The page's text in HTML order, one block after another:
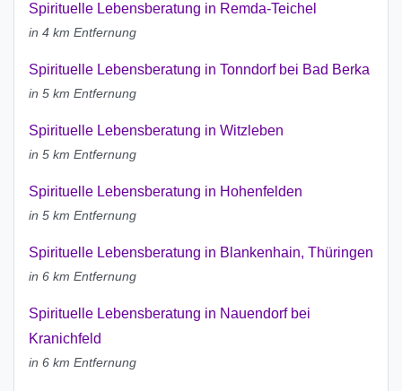
Spirituelle Lebensberatung in Remda-Teichel
in 4 km Entfernung
Spirituelle Lebensberatung in Tonndorf bei Bad Berka
in 5 km Entfernung
Spirituelle Lebensberatung in Witzleben
in 5 km Entfernung
Spirituelle Lebensberatung in Hohenfelden
in 5 km Entfernung
Spirituelle Lebensberatung in Blankenhain, Thüringen
in 6 km Entfernung
Spirituelle Lebensberatung in Nauendorf bei
Kranichfeld
in 6 km Entfernung